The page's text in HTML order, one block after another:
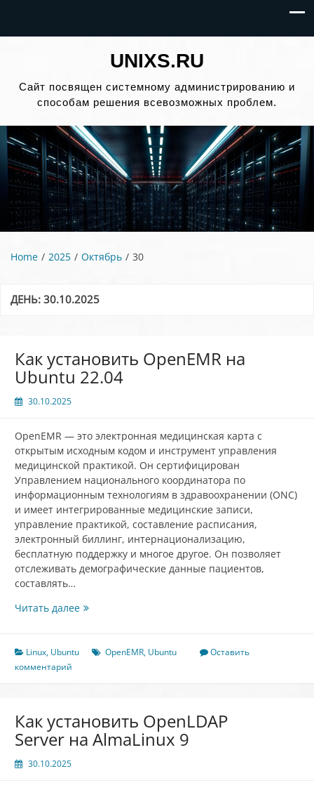
UNIXS.RU
Сайт посвящен системному администрированию и
способам решения всевозможных проблем.
Home 2025 Октябрь 30
ДЕНЬ:30.10.2025
Как установить OpenEMR на
Ubuntu 22.04
30.10.2025
OpenEMR — это электронная медицинская карта с
открытым исходным кодом и инструмент управления
медицинской практикой. Он сертифицирован
Управлением национального координатора по
информационным технологиям в здравоохранении (ONC)
и имеет интегрированные медицинские записи,
управление практикой, составление расписания,
электронный биллинг, интернационализацию,
бесплатную поддержку и многое другое. Он позволяет
отслеживать демографические данные пациентов,
составлять…
Читать далееКак
Linux, Ubuntu OpenEMR, Ubuntu
Оставить
комментарий
Как установить OpenLDAP
Server на AlmaLinux 9
30.10.2025